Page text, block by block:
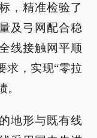
，精准检验了
及弓网配合稳
线接触网平顺
求，实现“零拉
地形与既有线